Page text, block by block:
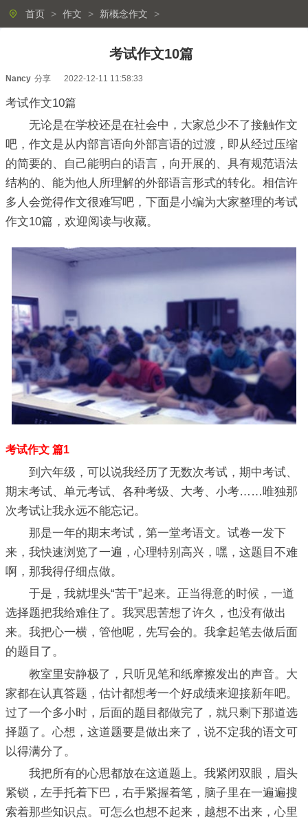
首页 > 作文 > 新概念作文 >
考试作文10篇
Nancy 分享 2022-12-11 11:58:33
考试作文10篇
无论是在学校还是在社会中，大家总少不了接触作文
吧，作文是从内部言语向外部言语的过渡，即从经过压缩
的简要的、自己能明白的语言，向开展的、具有规范语法
结构的、能为他人所理解的外部语言形式的转化。相信许
多人会觉得作文很难写吧，下面是小编为大家整理的考试
作文10篇，欢迎阅读与收藏。
考试作文 篇1
到六年级，可以说我经历了无数次考试，期中考试、
期末考试、单元考试、各种考级、大考、小考……唯独那
次考试让我永远不能忘记。
那是一年的期末考试，第一堂考语文。试卷一发下
来，我快速浏览了一遍，心理特别高兴，嘿，这题目不难
啊，那我得仔细点做。
于是，我就埋头“苦干”起来。正当得意的时候，一道
选择题把我给难住了。我冥思苦想了许久，也没有做出
来。我把心一横，管他呢，先写会的。我拿起笔去做后面
的题目了。
教室里安静极了，只听见笔和纸摩擦发出的声音。大
家都在认真答题，估计都想考一个好成绩来迎接新年吧。
过了一个多小时，后面的题目都做完了，就只剩下那道选
择题了。心想，这道题要是做出来了，说不定我的语文可
以得满分了。
我把所有的心思都放在这道题上。我紧闭双眼，眉头
紧锁，左手托着下巴，右手紧握着笔，脑子里在一遍遍搜
索着那些知识点。可怎么也想不起来，越想不出来，心里